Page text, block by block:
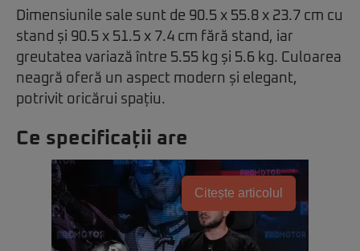
Dimensiunile sale sunt de 90.5 x 55.8 x 23.7 cm cu
stand și 90.5 x 51.5 x 7.4 cm fără stand, iar
greutatea variază între 5.55 kg și 5.6 kg. Culoarea
neagră oferă un aspect modern și elegant,
potrivit oricărui spațiu.
Ce specificații are
Citește articolul